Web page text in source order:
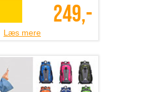
249,-
Læs mere